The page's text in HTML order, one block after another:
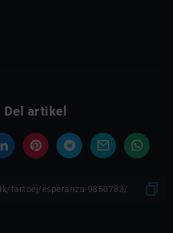
Del artikel